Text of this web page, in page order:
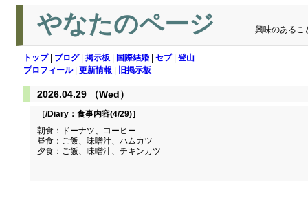
やなたのページ 興味のあるこ
トップ| ブログ| 掲示板 国際結婚 セブ| 登山
プロフィール| 更新情報 旧掲示板
2026.04.29 （Wed）
［/Diary： 食事内容(4/29)］
朝食：ドーナツ、コーヒー
昼食：ご飯、味噌汁、ハムカツ
夕食：ご飯、味噌汁、チキンカツ